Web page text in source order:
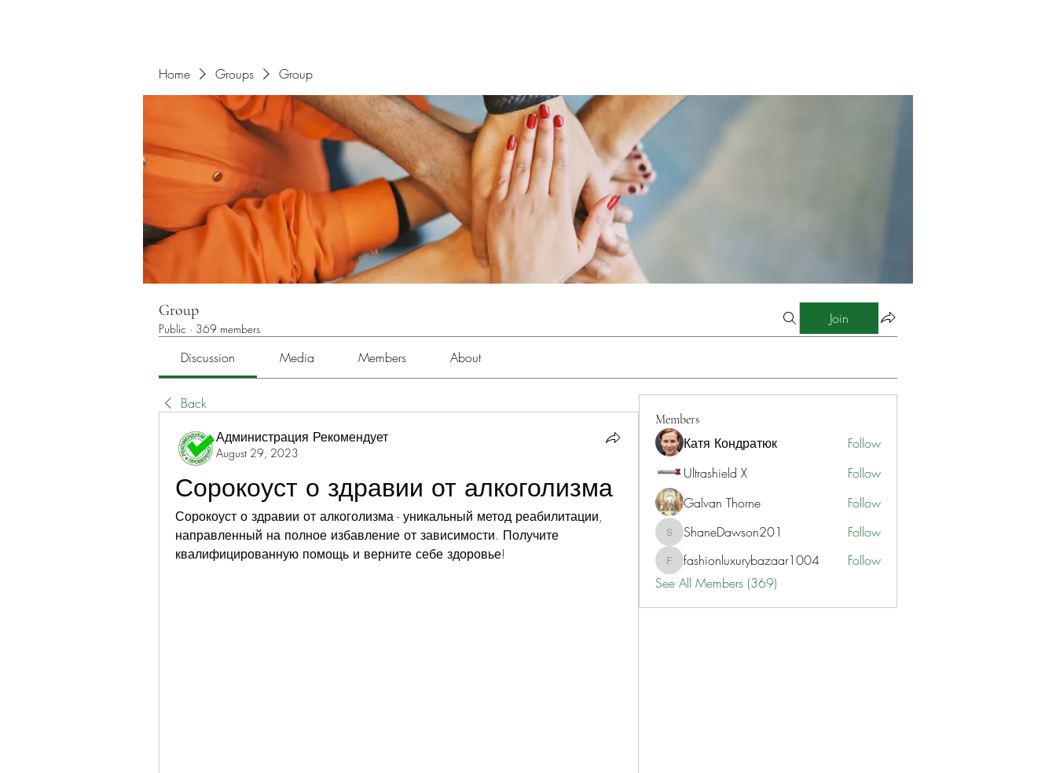
Home Groups Group
Group
Public · 369 members
Join
Discussion Media Members About
Back
Администрация Рекомендует
August 29, 2023
Сорокоуст о здравии от алкоголизма
Сорокоуст о здравии от алкоголизма - уникальный метод реабилитации,
направленный на полное избавление от зависимости. Получите
квалифицированную помощь и верните себе здоровье!
Members
Катя Кондратюк
Follow
Ultrashield X
Follow
Galvan Thorne
Follow
ShaneDawson201
ShaneDawson201 Follow
fashionluxurybazaar1004
fashionluxurybazaar1004
Follow
See All Members (369)